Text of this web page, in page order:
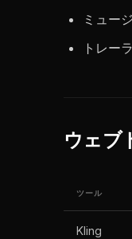
ミュー
トレー
ウェブ
ツール
Kling